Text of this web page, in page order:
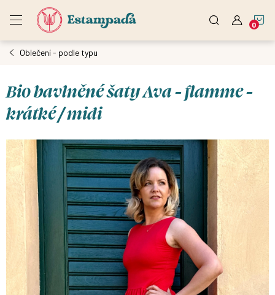
Oblečení - podle typu
Bio bavlněné šaty Ava - flamme -
krátké / midi